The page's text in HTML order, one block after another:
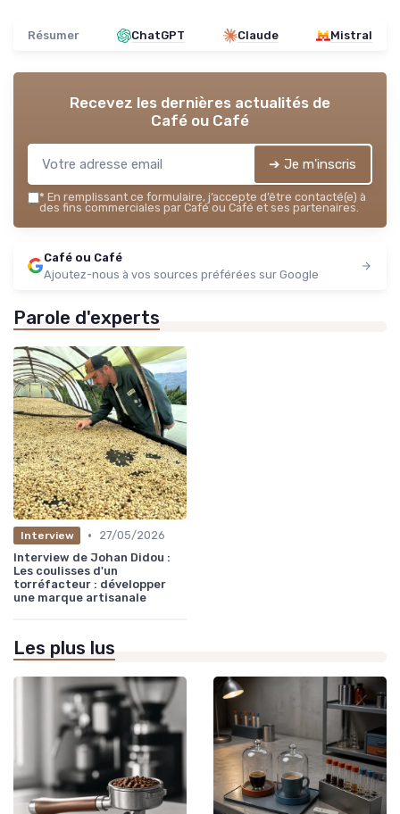
Résumer ChatGPT Claude Mistral
Recevez les dernières actualités de
Café ou Café
➔ Je m'inscris
* En remplissant ce formulaire, j’accepte d’être contacté(e) à
des fins commerciales par Café ou Café et ses partenaires.
Café ou Café
Ajoutez-nous à vos sources préférées sur Google
Parole d'experts
Interview •
27/05/2026
Interview de Johan Didou :
Les coulisses d'un
torréfacteur : développer
une marque artisanale
Les plus lus